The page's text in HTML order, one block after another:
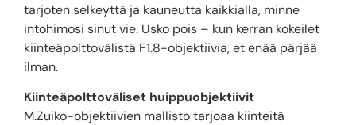
tarjoten selkeyttä ja kauneutta kaikkialla, minne
intohimosi sinut vie. Usko pois – kun kerran kokeilet
kiinteäpolttovälistä F1.8-objektiivia, et enää pärjää
ilman.
Kiinteäpolttoväliset huippuobjektiivit
M.Zuiko-objektiivien mallisto tarjoaa kiinteitä